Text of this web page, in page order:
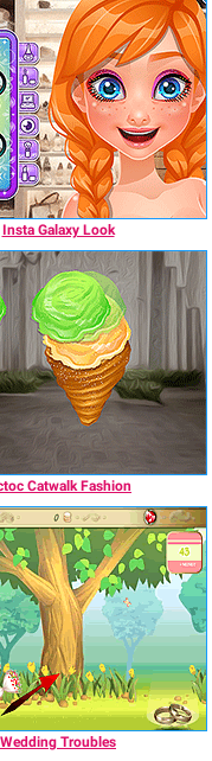
Insta Galaxy Look
Catwalk Fashion
Wedding Troubles